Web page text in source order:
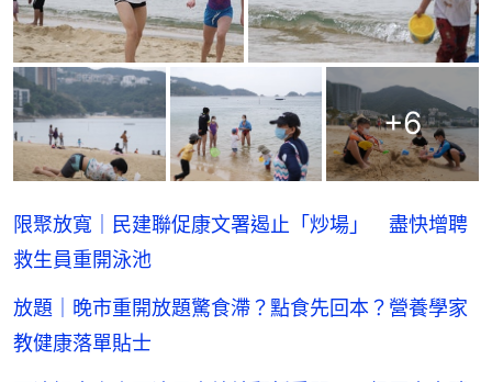
+6
限聚放寬｜民建聯促康文署遏止「炒場」 盡快增聘
救生員重開泳池
放題｜晚市重開放題驚食滯？點食先回本？營養學家
教健康落單貼士